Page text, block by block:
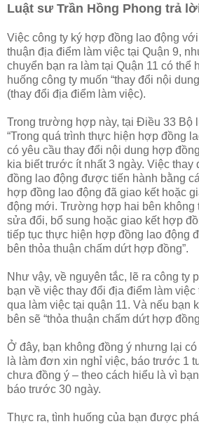
Luật sư Trần Hồng Phong trả
Việc công ty ký hợp đồng lao động
thuận địa điểm làm việc tại Quận 9,
chuyển bạn ra làm tại Quận 11 có thể
huống công ty muốn “thay đổi nội
(thay đổi địa điểm làm việc).
Trong trường hợp này, tại Điều 33 Bộ
“Trong quá trình thực hiện hợp đồng
có yêu cầu thay đổi nội dung hợp
kia biết trước ít nhất 3 ngày. Việc thay
đồng lao động được tiến hành bằng
hợp đồng lao động đã giao kết hoặc
động mới. Trường hợp hai bên không
sửa đổi, bổ sung hoặc giao kết hợp
tiếp tục thực hiện hợp đồng lao động
bên thỏa thuận chấm dứt hợp đồng”.
Như vậy, về nguyên tắc, lẽ ra công ty
bạn về việc thay đổi địa điểm làm việc
qua làm việc tại quận 11. Và nếu bạn
bên sẽ “thỏa thuận chấm dứt hợp
Ở đây, bạn không đồng ý nhưng lại
là làm đơn xin nghỉ việc, báo trước 1
chưa đồng ý – theo cách hiểu là vì
báo trước 30 ngày.
Thực ra, tình huống của bạn được